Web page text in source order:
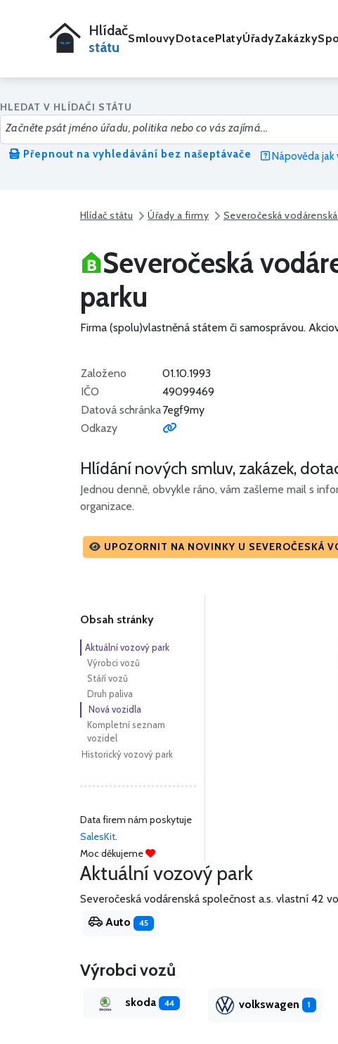
Hlídač
státu
SmlouvyDotacePlatyÚřadyZakázky
HLEDAT V HLÍDAČI STÁTU
Přepnout na vyhledávání bez našeptávače
Nápověda jak
Hlídač státu Úřady a firmy Severočeská
Severočeská
parku
Firma (spolu)vlastněná státem či samosprávou.
Založeno
01.10.1993
IČO
49099469
Datová schránka7egf9my
Odkazy
Hlídání nových smluv, zakázek,
Jednou denně, obvykle ráno, vám zašleme mail s
organizace.
UPOZORNIT NA NOVINKY U SEVEROČESKÁ
Obsah stránky
Aktuální vozový park
Výrobci vozů
Stáří vozů
Druh paliva
Nová vozidla
Kompletní seznam
vozidel
Historický vozový park
Data firem nám poskytuje
SalesKit.
Moc děkujeme
Aktuální vozový park
Severočeská vodárenská společnost a.s. vlastní 42
Auto
45
Výrobci vozů
skoda 44 volkswagen 1